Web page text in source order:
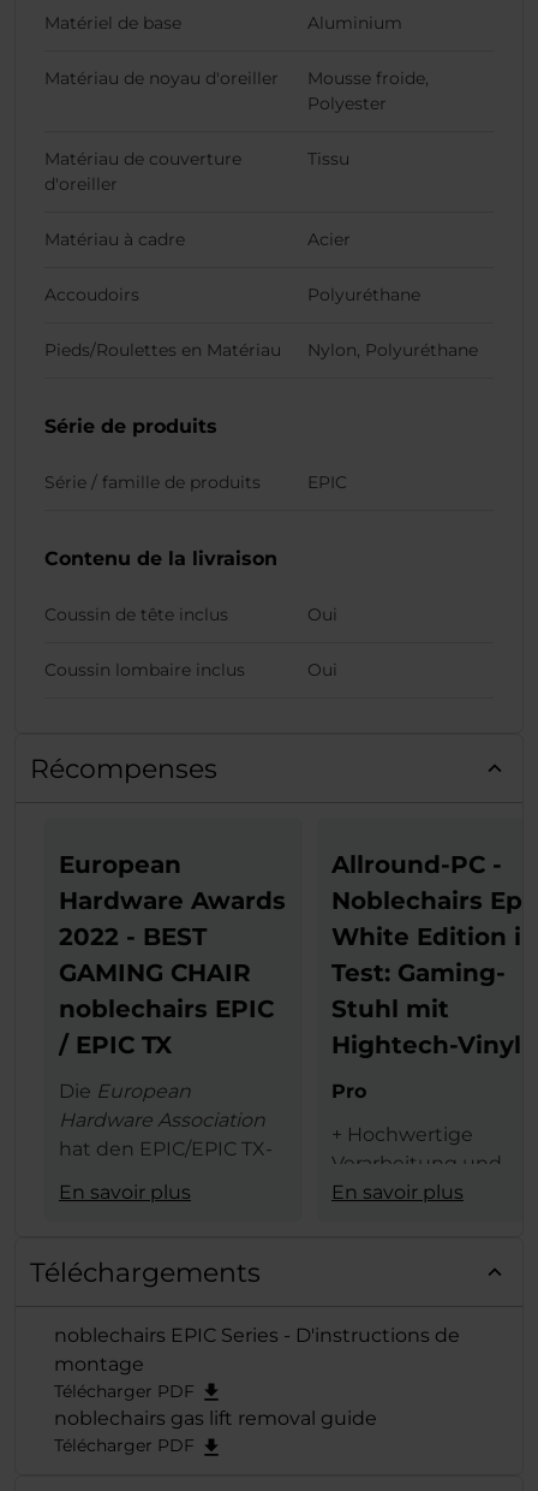
Matériel de base Aluminium
Matériau de noyau d'oreiller
Mousse froide,
Polyester
Matériau de couverture
d'oreiller
Tissu
Matériau à cadre Acier
Accoudoirs Polyuréthane
Pieds/Roulettes en Matériau Nylon, Polyuréthane
Série de produits
Série / famille de produits EPIC
Contenu de la livraison
Coussin de tête inclus Oui
Coussin lombaire inclus Oui
Récompenses
European
Hardware Awards
2022 - BEST
GAMING CHAIR
noblechairs EPIC
/ EPIC TX
Die European
Hardware Association
hat den EPIC/EPIC TX-
den begehrten
Award in derKategorie
"Best Gaming
Chair" verliehen und
damit erneut die
verdiente Krone
aufgesetzt.
En savoir plus
Allround-PC -
Noblechairs
White Edition
Test: Gaming-
Stuhl mit
Hightech-Vinyl
Pro
+ Hochwertige
Verarbeitung und
Materialauswahl
+ hoher Sitzkomfort
problemloser
En savoir plus
Téléchargements
noblechairs EPIC Series - D'instructions de
montage
Télécharger PDF
noblechairs gas lift removal guide
Télécharger PDF